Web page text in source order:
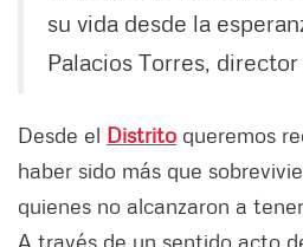
su vida desde la
Palacios Torres,
Desde el Distrito queremos
haber sido más que
quienes no alcanzaron a
A través de un sentido acto